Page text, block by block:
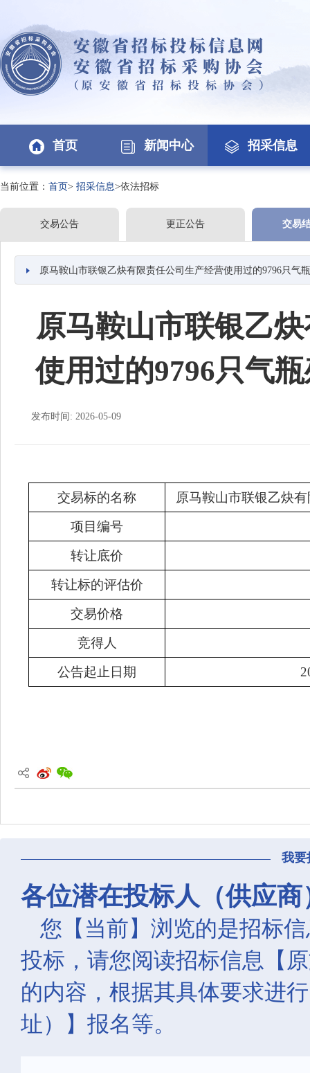
首页 新闻中心 招采信息
当前位置： 首页> 招采信息>依法招标
交易公告 更正公告 交易
原马鞍山市联银乙炔有限责任公司生产经营使用过的9796只气
原马鞍山市联银乙
使用过的9796只气
发布时间: 2026-05-09
交易标的名称
原马鞍山市联银乙炔
项目编号
转让底价
转让标的评估价
交易价格
竞得人
公告起止日期
我要
各位潜在投标人（供应商
您【当前】浏览的是招标
投标，请您阅读招标信息【
的内容，根据其具体要求进
址）】报名等。